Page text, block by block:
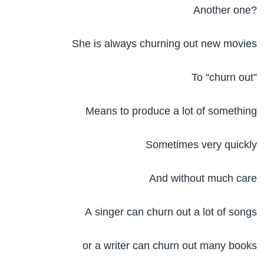
Another one?
She is always churning out new movies
To “churn out”
Means to produce a lot of something
Sometimes very quickly
And without much care
A singer can churn out a lot of songs
or a writer can churn out many books